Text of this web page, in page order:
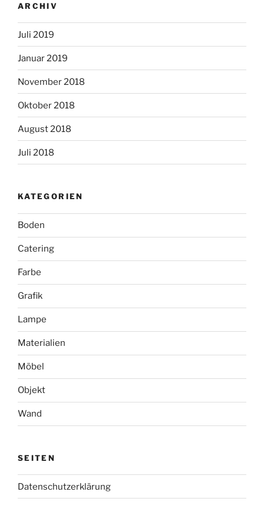
ARCHIV
Juli 2019
Januar 2019
November 2018
Oktober 2018
August 2018
Juli 2018
KATEGORIEN
Boden
Catering
Farbe
Grafik
Lampe
Materialien
Möbel
Objekt
Wand
SEITEN
Datenschutzerklärung